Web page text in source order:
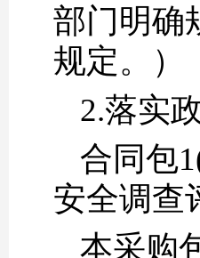
部门明确
规定。）
2.落实
合同包
安全调查
本采购